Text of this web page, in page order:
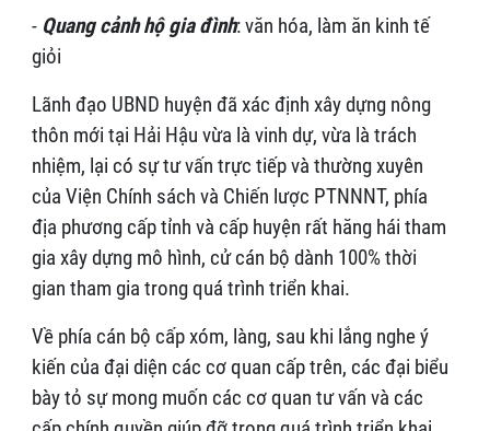
- Quang cảnh hộ gia đình: văn hóa, làm ăn kinh tế
giỏi
Lãnh đạo UBND huyện đã xác định xây dựng nông
thôn mới tại Hải Hậu vừa là vinh dự, vừa là trách
nhiệm, lại có sự tư vấn trực tiếp và thường xuyên
của Viện Chính sách và Chiến lược PTNNNT, phía
địa phương cấp tỉnh và cấp huyện rất hăng hái tham
gia xây dựng mô hình, cử cán bộ dành 100% thời
gian tham gia trong quá trình triển khai.
Về phía cán bộ cấp xóm, làng, sau khi lắng nghe ý
kiến của đại diện các cơ quan cấp trên, các đại biểu
bày tỏ sự mong muốn các cơ quan tư vấn và các